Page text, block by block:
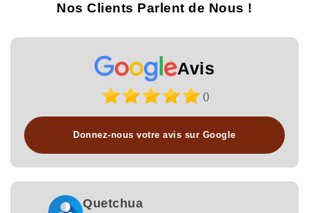
Nos Clients Parlent de Nous !
Avis
()
Donnez-nous votre avis sur Google
Quetchua